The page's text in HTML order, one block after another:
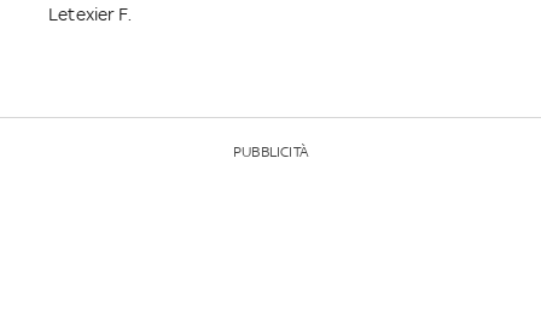
Letexier F.
PUBBLICITÀ